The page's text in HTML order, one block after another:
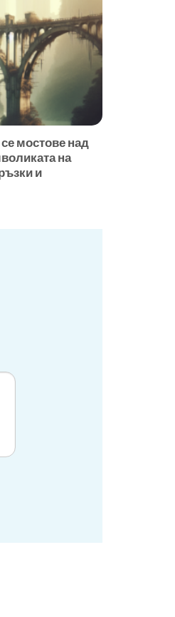
мостове над
на
и